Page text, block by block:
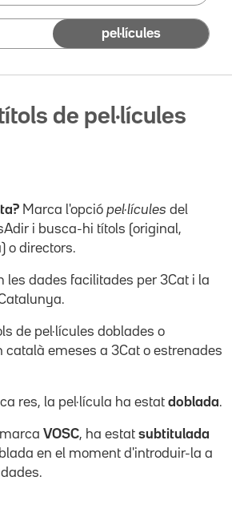
pel·lícules
de pel·lícules
Marca l'opció pel·lícules del
i busca-hi títols (original,
o directors.
les dades facilitades per 3Cat i la
de pel·lícules doblades o
català emeses a 3Cat o estrenades
res, la pel·lícula ha estat doblada.
VOSC, ha estat subtitulada
en el moment d'introduir-la a